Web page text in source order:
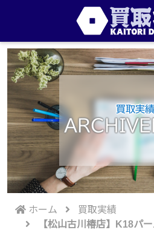
買取実績
ホーム
買取実績
【松山古川椿店】K18パ